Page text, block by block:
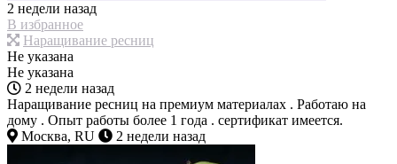
2 недели назад
В избранное
Наращивание ресниц
Не указана
Не указана
2 недели назад
Наращивание ресниц на премиум материалах . Работаю на
дому . Опыт работы более 1 года . сертификат имеется.
Москва, RU
2 недели назад